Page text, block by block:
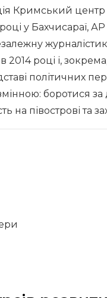
Кримський центр
у Бахчисараї,
в 2014 році і,
політичних
боротися
на півострові